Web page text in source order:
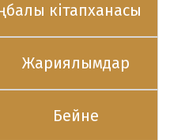
кітапханасы
Жариялымдар
Бейне